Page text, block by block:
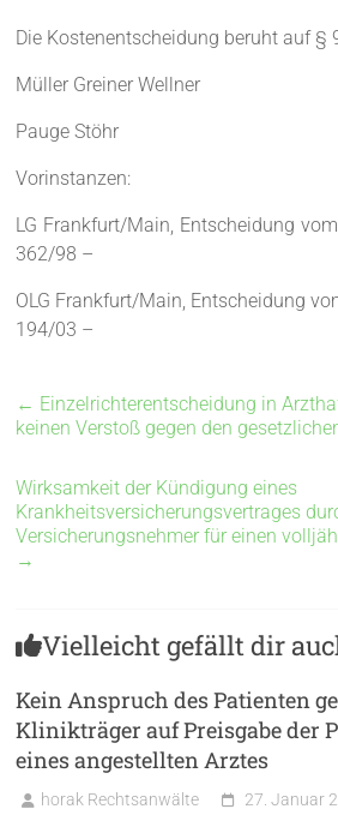
Die Kostenentscheidung beruht auf §
Müller Greiner Wellner
Pauge Stöhr
Vorinstanzen:
LG Frankfurt/Main, Entscheidung
362/98 –
OLG Frankfurt/Main, Entscheidung
194/03 –
← Einzelrichterentscheidung in
keinen Verstoß gegen den
Wirksamkeit der Kündigung eines
Krankheitsversicherungsvertrages
Versicherungsnehmer für einen
→
Vielleicht gefällt dir
Kein Anspruch des Patienten
Klinikträger auf Preisgabe der
eines angestellten Arztes
horak Rechtsanwälte 27. Januar